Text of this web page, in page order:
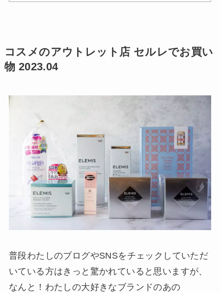
コスメのアウトレット店 セルレでお買い
物 2023.04
普段わたしのブログやSNSをチェックしていただ
いている方はきっと驚かれていると思いますが、
なんと！わたしの大好きなブランドのあの